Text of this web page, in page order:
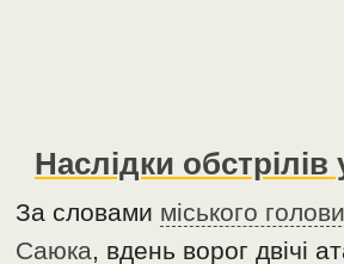
Наслідки обстрілів
За словами міського
Саюка, вдень ворог двічі